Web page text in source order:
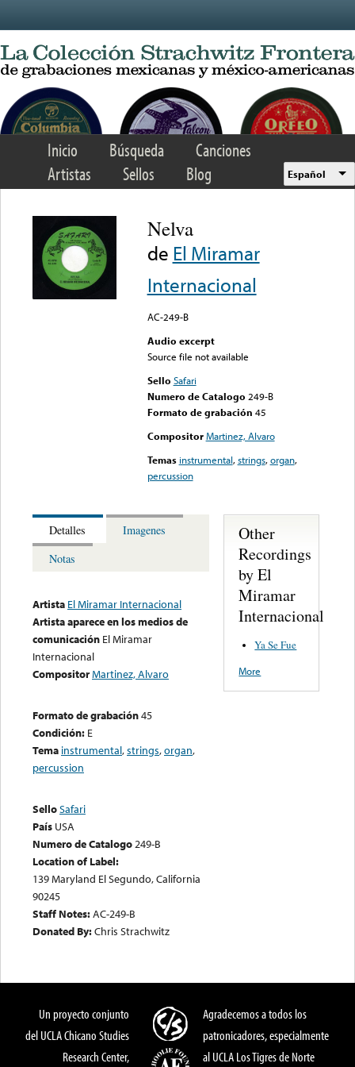
Inicio Búsqueda
Canciones
Artistas
Sellos Blog Español
Nelva
de El Miramar
Internacional
AC-249-B
Audio excerpt
Source file not available
Sello Safari
Numero de Catalogo 249-B
Formato de grabación 45
Compositor Martinez, Alvaro
Temas instrumental,strings,organ,
percussion
Detalles
Imagenes
Notas
Artista El Miramar Internacional
Artista aparece en los medios de
comunicación El Miramar
Internacional
CompositorMartinez, Alvaro
Formato de grabación45
Condición: E
Tema instrumental,strings,organ,
percussion
SelloSafari
País USA
Numero de Catalogo249-B
Location of Label:
139 Maryland El Segundo, California
90245
Staff Notes:AC-249-B
Donated By:Chris Strachwitz
Other
Recordings
by El
Miramar
Internacional
Ya Se Fue
More
Un proyecto conjunto
del UCLA Chicano Studies
Research Center,
Agradecemos a todos los
patronicadores, especialmente
al UCLA Los Tigres de Norte